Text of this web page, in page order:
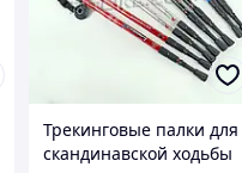
Трекинговые палки для
скандинавской ходьбы